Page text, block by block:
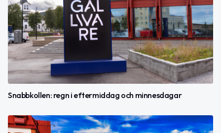
Snabbkollen: regn i eftermiddag och minnesdagar